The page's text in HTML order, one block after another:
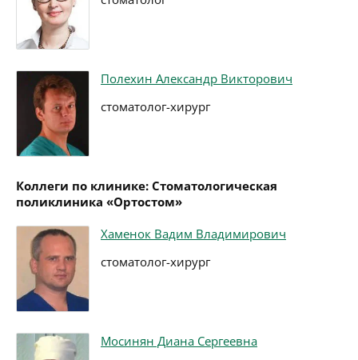
Полехин Александр Викторович
стоматолог-хирург
Коллеги по клинике: Стоматологическая
поликлиника «Ортостом»
Хаменок Вадим Владимирович
стоматолог-хирург
Мосинян Диана Сергеевна